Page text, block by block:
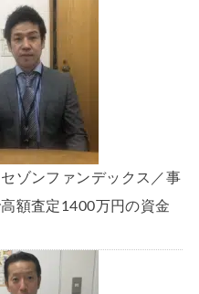
ゾンファンデックス／事
額査定1400万円の資金